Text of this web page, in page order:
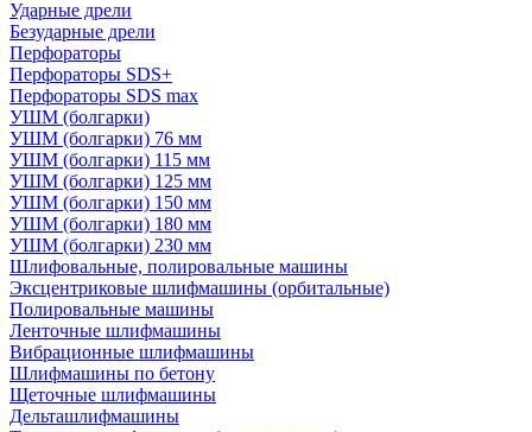
Ударные дрели
Безударные дрели
Перфораторы
Перфораторы SDS+
Перфораторы SDS max
УШМ (болгарки)
УШМ (болгарки) 76 мм
УШМ (болгарки) 115 мм
УШМ (болгарки) 125 мм
УШМ (болгарки) 150 мм
УШМ (болгарки) 180 мм
УШМ (болгарки) 230 мм
Шлифовальные, полировальные машины
Эксцентриковые шлифмашины (орбитальные)
Полировальные машины
Ленточные шлифмашины
Вибрационные шлифмашины
Шлифмашины по бетону
Щеточные шлифмашины
Дельташлифмашины